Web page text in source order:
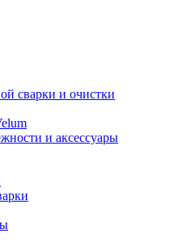
сварки и очистки
и аксессуары